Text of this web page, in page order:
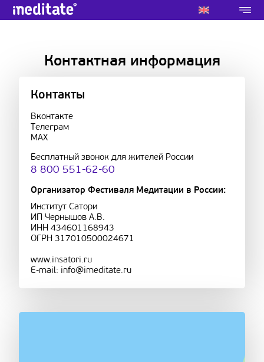
Контактная информация
Контакты
Вконтакте
Телеграм
MAX
Бесплатный звонок для жителей России
8 800 551-62-60
Организатор Фестиваля Медитации в России:
Институт Сатори
ИП Чернышов А.В.
ИНН 434601168943
ОГРН 317010500024671
www.insatori.ru
E-mail: info@imeditate.ru